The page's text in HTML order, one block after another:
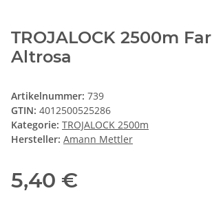
TROJALOCK 2500m
Altrosa
Artikelnummer: 739
GTIN: 4012500525286
Kategorie: TROJALOCK 2500m
Hersteller: Amann Mettler
5,40 €